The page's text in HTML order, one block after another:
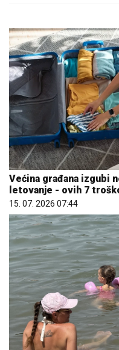
Većina građana izgubi
letovanje - ovih 7
15. 07. 2026 07:44